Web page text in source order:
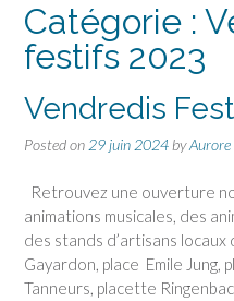
Catégorie :
festifs 2023
Vendredis
Posted on 29 juin 2024 byAurore
Retrouvez une ouverture
animations musicales, des
des stands d’artisans
Gayardon, place Emile Jung,
Tanneurs, placette